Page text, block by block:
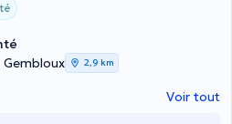
2,9 km
Voir tout